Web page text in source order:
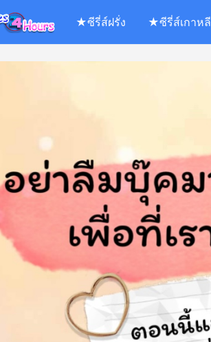
★ซีรี่ส์ฝรั่ง ★ซีรี่ส์เกาหลี